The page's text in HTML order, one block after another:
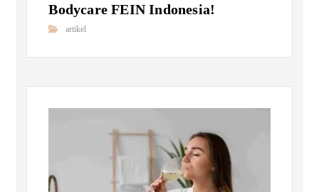
Bodycare FEIN Indonesia!
artikel